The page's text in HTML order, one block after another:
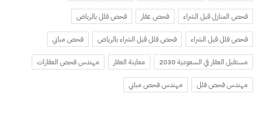
فحص المنازل قبل الشراء فحص عقار فحص فلل بالرياض
فحص فلل قبل الشراء فحص فلل قبل الشراء بالرياض فحص مباني
مستقبل العقار في السعودية 2030 معاينة العقار مهندس فحص العقارات
مهندس فحص فلل مهندس فحص مباني